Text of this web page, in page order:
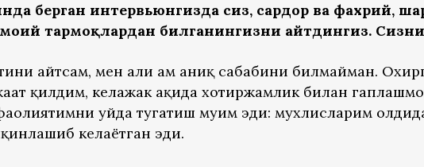
берган интервьюнгизда сиз, сардор ва фахрий,
тармоқлардан билганингизни айтдингиз.
айтсам, мен ҳали ҳам аниқ сабабини билмайман.
қилдим, келажак ҳақида хотиржамлик билан
уйда тугатиш муҳим эди: мухлисларим
келаётган эди.